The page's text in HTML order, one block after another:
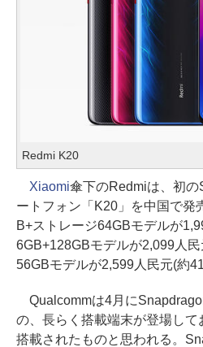
Redmi K20
Xiaomi傘下のRedmiは、初
ートフォン「K20」を中国で発
B+ストレージ64GBモデルが
6GB+128GBモデルが2,099人
56GBモデルが2,599人民元(約
Qualcommは4月に
の、長らく搭載端末が登場し
搭載されたものと思われる。